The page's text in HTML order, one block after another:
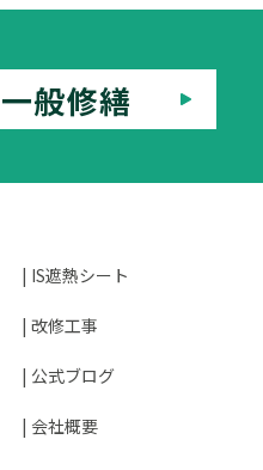
一般修繕
IS遮熱シート
改修工事
公式ブログ
会社概要